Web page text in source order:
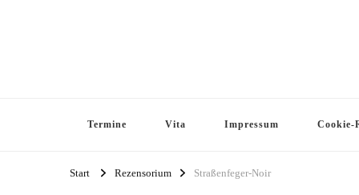
Termine Vita Impressum Cookie-
Start Rezensorium Straßenfeger-Noir